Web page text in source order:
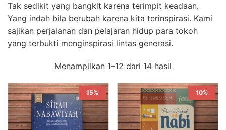
Tak sedikit yang bangkit karena terimpit keadaan.
Yang indah bila berubah karena kita terinspirasi. Kami
sajikan perjalanan dan pelajaran hidup para tokoh
yang terbukti menginspirasi lintas generasi.
Menampilkan 1–12 dari 14 hasil
yang
terbaru
15% 10%